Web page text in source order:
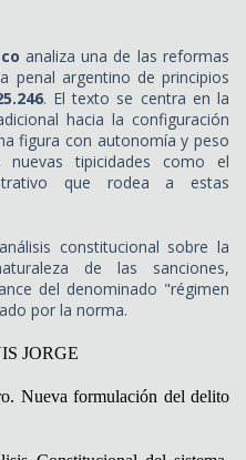
analiza una de las reformas
penal argentino de principios
. El texto se centra en la
hacia la configuración
figura con autonomía y peso
tipicidades como el
que rodea a estas
constitucional sobre la
de las sanciones,
del denominado "régimen
por la norma.
JORGE
Nueva formulación del delito